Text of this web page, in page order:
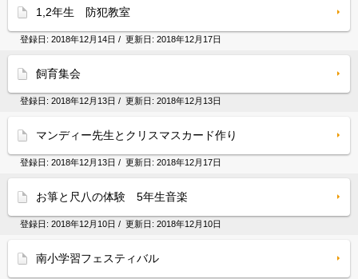
1,2年生 防犯教室
登録日: 2018年12月14日 / 更新日: 2018年12月17日
飼育集会
登録日: 2018年12月13日 / 更新日: 2018年12月13日
マンディー先生とクリスマスカード作り
登録日: 2018年12月13日 / 更新日: 2018年12月17日
お箏と尺八の体験 5年生音楽
登録日: 2018年12月10日 / 更新日: 2018年12月10日
南小学習フェスティバル